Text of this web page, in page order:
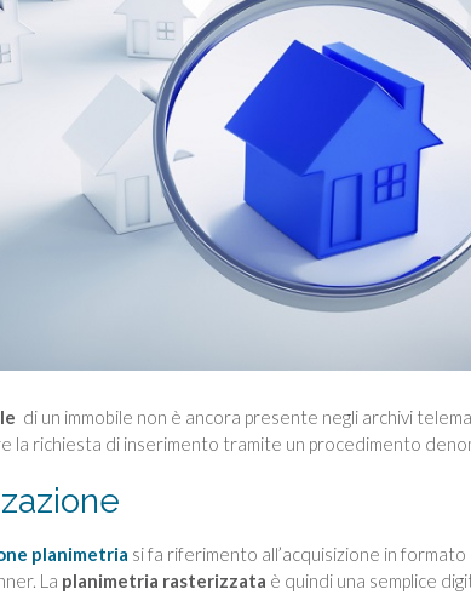
di un immobile non è ancora presente negli archivi
la richiesta di inserimento tramite un procedimento
planimetria si fa riferimento all’acquisizione in
La planimetria rasterizzata è quindi una semplice